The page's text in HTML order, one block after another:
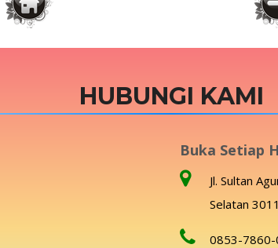
HUBUNGI KAMI
Buka Setiap
Jl. Sultan
Selatan
0853-7860-